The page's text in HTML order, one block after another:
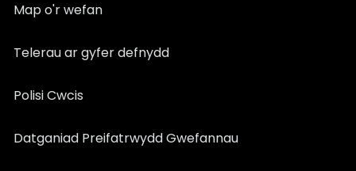
Map o'r wefan
Telerau ar gyfer defnydd
Polisi Cwcis
Datganiad Preifatrwydd Gwefannau